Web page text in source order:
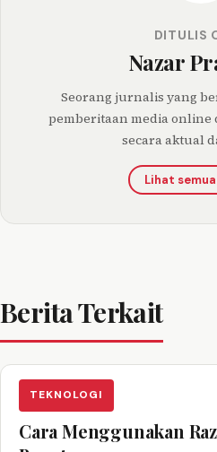
DITULIS
Nazar
Seorang jurnalis yang
pemberitaan media
secara aktual
Lihat
Berita Terkait
TEKNOLOGI
Cara Menggunakan